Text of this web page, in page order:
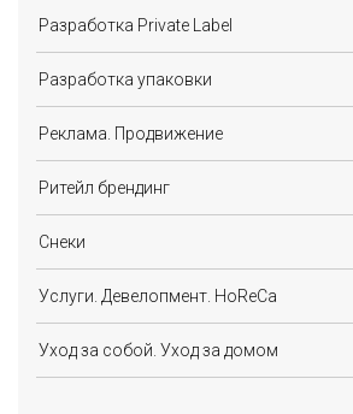
Разработка Private Label
Разработка упаковки
Реклама. Продвижение
Ритейл брендинг
Снеки
Услуги. Девелопмент. HoReCa
Уход за собой. Уход за домом